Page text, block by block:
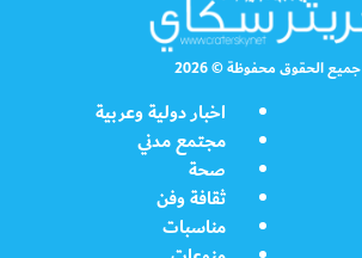
جميع الحقوق محفوظة © 2026
اخبار دولية وعربية
مجتمع مدني
صحة
ثقافة وفن
مناسبات